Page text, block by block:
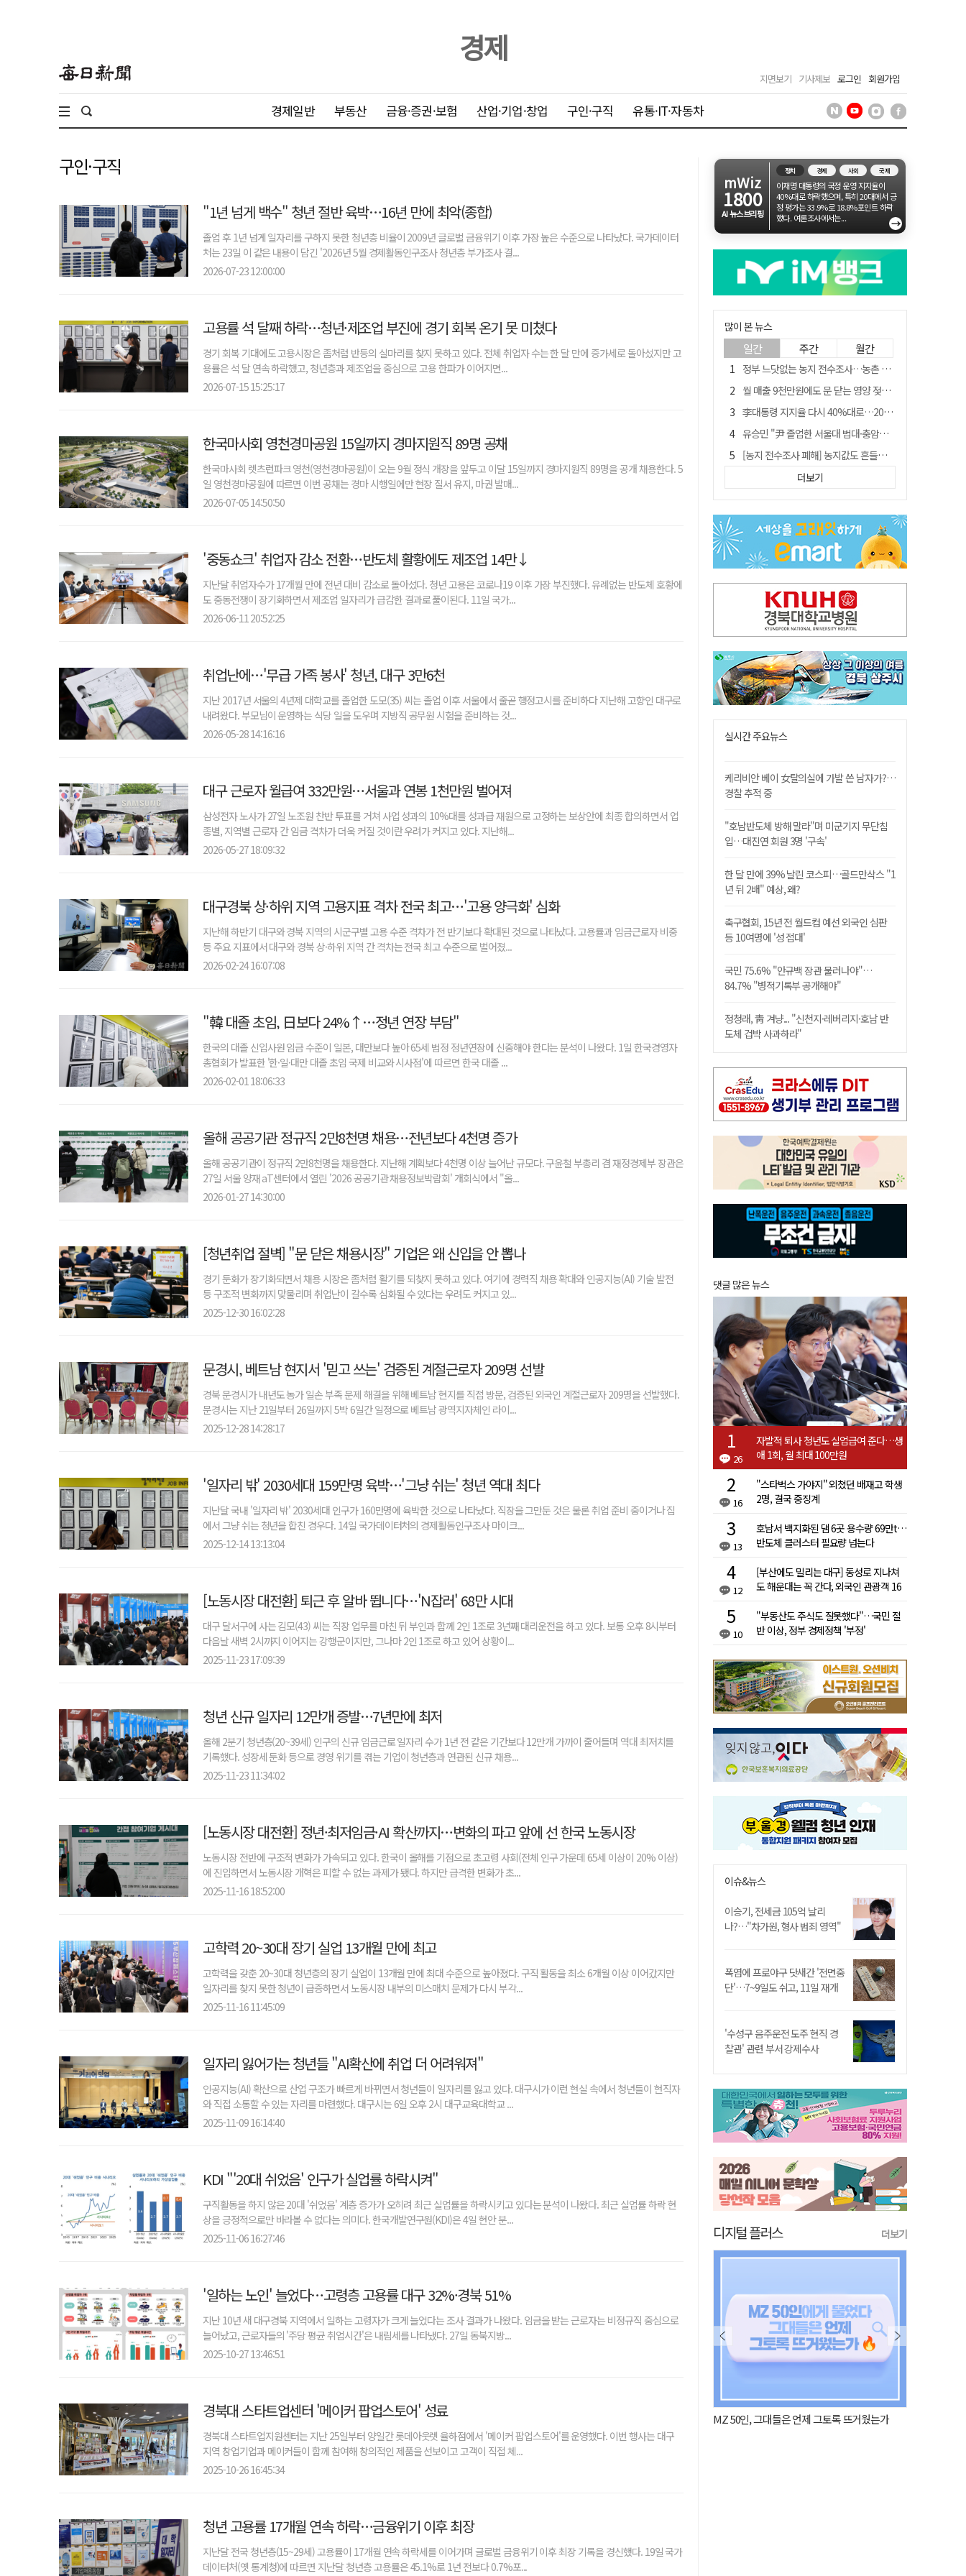
경제
지면보기 기사제보 로그인 회원가입
경제일반 부동산 금융·증권·보험 산업·기업·창업 구인·구직 유통·IT·자동차
구인·구직
"1년 넘게 백수" 청년 절반 육박…16년 만에 최악(종합)
졸업 후 1년 넘게 일자리를 구하지 못한 청년층 비율이 2009년 글로벌 금융위기 이후 가장 높은 수준으로 나타났다. 국가데이터
처는 23일 이 같은 내용이 담긴 '2026년 5월 경제활동인구조사 청년층 부가조사 결...
2026-07-23 12:00:00
고용률 석 달째 하락…청년·제조업 부진에 경기 회복 온기 못 미쳤다
경기 회복 기대에도 고용시장은 좀처럼 반등의 실마리를 찾지 못하고 있다. 전체 취업자 수는 한 달 만에 증가세로 돌아섰지만 고
용률은 석 달 연속 하락했고, 청년층과 제조업을 중심으로 고용 한파가 이어지면...
2026-07-15 15:25:17
한국마사회 영천경마공원 15일까지 경마지원직 89명 공채
한국마사회 렛츠런파크 영천(영천경마공원)이 오는 9월 정식 개장을 앞두고 이달 15일까지 경마지원직 89명을 공개 채용한다. 5
일 영천경마공원에 따르면 이번 공채는 경마 시행일에만 현장 질서 유지, 마권 발매...
2026-07-05 14:50:50
'중동쇼크' 취업자 감소 전환…반도체 활황에도 제조업 14만↓
지난달 취업자수가 17개월 만에 전년 대비 감소로 돌아섰다. 청년 고용은 코로나19 이후 가장 부진했다. 유례없는 반도체 호황에
도 중동전쟁이 장기화하면서 제조업 일자리가 급감한 결과로 풀이된다. 11일 국가...
2026-06-11 20:52:25
취업난에…'무급 가족 봉사' 청년, 대구 3만6천
지난 2017년 서울의 4년제 대학교를 졸업한 도모(35) 씨는 졸업 이후 서울에서 줄곧 행정고시를 준비하다 지난해 고향인 대구로
내려왔다. 부모님이 운영하는 식당 일을 도우며 지방직 공무원 시험을 준비하는 것...
2026-05-28 14:16:16
대구 근로자 월급여 332만원…서울과 연봉 1천만원 벌어져
삼성전자 노사가 27일 노조원 찬반 투표를 거쳐 사업 성과의 10%대를 성과급 재원으로 고정하는 보상안에 최종 합의하면서 업
종별, 지역별 근로자 간 임금 격차가 더욱 커질 것이란 우려가 커지고 있다. 지난해...
2026-05-27 18:09:32
대구경북 상·하위 지역 고용지표 격차 전국 최고…'고용 양극화' 심화
지난해 하반기 대구와 경북 지역의 시군구별 고용 수준 격차가 전 반기보다 확대된 것으로 나타났다. 고용률과 임금근로자 비중
등 주요 지표에서 대구와 경북 상·하위 지역 간 격차는 전국 최고 수준으로 벌어졌...
2026-02-24 16:07:08
"韓 대졸 초임, 日보다 24%↑…정년 연장 부담"
한국의 대졸 신입사원 임금 수준이 일본, 대만보다 높아 65세 법정 정년연장에 신중해야 한다는 분석이 나왔다. 1일 한국경영자
총협회가 발표한 '한·일·대만 대졸 초임 국제 비교와 시사점'에 따르면 한국 대졸 ...
2026-02-01 18:06:33
올해 공공기관 정규직 2만8천명 채용…전년보다 4천명 증가
올해 공공기관이 정규직 2만8천명을 채용한다. 지난해 계획보다 4천명 이상 늘어난 규모다. 구윤철 부총리 겸 재정경제부 장관은
27일 서울 양재 aT센터에서 열린 '2026 공공기관 채용정보박람회' 개회식에서 "올...
2026-01-27 14:30:00
[청년취업 절벽] "문 닫은 채용시장" 기업은 왜 신입을 안 뽑나
경기 둔화가 장기화되면서 채용 시장은 좀처럼 활기를 되찾지 못하고 있다. 여기에 경력직 채용 확대와 인공지능(AI) 기술 발전
등 구조적 변화까지 맞물리며 취업난이 갈수록 심화될 수 있다는 우려도 커지고 있...
2025-12-30 16:02:28
문경시, 베트남 현지서 '믿고 쓰는' 검증된 계절근로자 209명 선발
경북 문경시가 내년도 농가 일손 부족 문제 해결을 위해 베트남 현지를 직접 방문, 검증된 외국인 계절근로자 209명을 선발했다.
문경시는 지난 21일부터 26일까지 5박 6일간 일정으로 베트남 광역지자체인 라이...
2025-12-28 14:28:17
'일자리 밖' 2030세대 159만명 육박…'그냥 쉬는' 청년 역대 최다
지난달 국내 '일자리 밖' 2030세대 인구가 160만명에 육박한 것으로 나타났다. 직장을 그만둔 것은 물론 취업 준비 중이거나 집
에서 그냥 쉬는 청년을 합친 경우다. 14일 국가데이터처의 경제활동인구조사 마이크...
2025-12-14 13:13:04
[노동시장 대전환] 퇴근 후 알바 뜁니다…'N잡러' 68만 시대
대구 달서구에 사는 김모(43) 씨는 직장 업무를 마친 뒤 부인과 함께 2인 1조로 3년째 대리운전을 하고 있다. 보통 오후 8시부터
다음날 새벽 2시까지 이어지는 강행군이지만, 그나마 2인 1조로 하고 있어 상황이...
2025-11-23 17:09:39
청년 신규 일자리 12만개 증발…7년만에 최저
올해 2분기 청년층(20~39세) 인구의 신규 임금근로 일자리 수가 1년 전 같은 기간보다 12만개 가까이 줄어들며 역대 최저치를
기록했다. 성장세 둔화 등으로 경영 위기를 겪는 기업이 청년층과 연관된 신규 채용...
2025-11-23 11:34:02
[노동시장 대전환] 정년·최저임금·AI 확산까지…변화의 파고 앞에 선 한국 노동시장
노동시장 전반에 구조적 변화가 가속되고 있다. 한국이 올해를 기점으로 초고령 사회(전체 인구 가운데 65세 이상이 20% 이상)
에 진입하면서 노동시장 개혁은 피할 수 없는 과제가 됐다. 하지만 급격한 변화가 초...
2025-11-16 18:52:00
고학력 20~30대 장기 실업 13개월 만에 최고
고학력을 갖춘 20~30대 청년층의 장기 실업이 13개월 만에 최대 수준으로 높아졌다. 구직 활동을 최소 6개월 이상 이어갔지만
일자리를 찾지 못한 청년이 급증하면서 노동시장 내부의 미스매치 문제가 다시 부각...
2025-11-16 11:45:09
일자리 잃어가는 청년들 "AI확산에 취업 더 어려워져"
인공지능(AI) 확산으로 산업 구조가 빠르게 바뀌면서 청년들이 일자리를 잃고 있다. 대구시가 이런 현실 속에서 청년들이 현직자
와 직접 소통할 수 있는 자리를 마련했다. 대구시는 6일 오후 2시 대구교육대학교 ...
2025-11-09 16:14:40
KDI "'20대 쉬었음' 인구가 실업률 하락시켜"
구직활동을 하지 않은 20대 '쉬었음' 계층 증가가 오히려 최근 실업률을 하락시키고 있다는 분석이 나왔다. 최근 실업률 하락 현
상을 긍정적으로만 바라볼 수 없다는 의미다. 한국개발연구원(KDI)은 4일 현안 분...
2025-11-06 16:27:46
'일하는 노인' 늘었다…고령층 고용률 대구 32%·경북 51%
지난 10년 새 대구경북 지역에서 일하는 고령자가 크게 늘었다는 조사 결과가 나왔다. 임금을 받는 근로자는 비정규직 중심으로
늘어났고, 근로자들의 '주당 평균 취업시간'은 내림세를 나타냈다. 27일 동북지방...
2025-10-27 13:46:51
경북대 스타트업센터 '메이커 팝업스토어' 성료
경북대 스타트업지원센터는 지난 25일부터 양일간 롯데아웃렛 율하점에서 '메이커 팝업스토어'를 운영했다. 이번 행사는 대구
지역 창업기업과 메이커들이 함께 참여해 창의적인 제품을 선보이고 고객이 직접 체...
2025-10-26 16:45:34
청년 고용률 17개월 연속 하락…금융위기 이후 최장
지난달 전국 청년층(15~29세) 고용률이 17개월 연속 하락세를 이어가며 글로벌 금융위기 이후 최장 기록을 경신했다. 19일 국가
데이터처(옛 통계청)에 따르면 지난달 청년층 고용률은 45.1%로 1년 전보다 0.7%포...
mWiz
1800
AI 뉴스브리핑
정치 경제 사회 국제
이재명 대통령의 국정 운영 지지율이
40%대로 하락했으며, 특히 20대에서 긍
정 평가는 33.9%로 18.8%포인트 하락
했다. 여론조사에서는...
→
많이 본 뉴스
일간 주간 월간
정부 느닷없는 농지 전수조사…농촌 들쑤시는 '경자유전'의 칼날
월 매출 9천만원에도 문 닫는 영양 젖소농장… "일할 사람이 없어"
李대통령 지지율 다시 40%대로…20대는 18.8%p 급락
유승민 "尹 졸업한 서울대 법대·충암고도 없애야"…李 육사 통합 직격
[농지 전수조사 폐해] 농지값도 흔들리나…"도지 막히면 헐값 매물 나올 수도"
[농지 전수조사 폐해] '쌀 받고 논 내 준' 도지농 이제 어쩌나?
국민 51.9% "李 대통령 재판 재개 필요하다"
경북 영천시, 9월부터 11월까지 반값 여행 혜택 제공
아쉬운 태클
더보기
실시간 주요뉴스
케리비안 베이 女탈의실에 가발 쓴 남자가?…
경찰 추적 중
"호남반도체 방해 말라"며 미군기지 무단침
입…대진연 회원 3명 '구속'
한 달 만에 39% 날린 코스피…골드만삭스 "1
년 뒤 2배" 예상, 왜?
축구협회, 15년 전 월드컵 예선 외국인 심판
등 10여명에 '성 접대'
국민 75.6% "안규백 장관 물러나야"…
84.7% "병적기록부 공개해야"
정청래, 靑 겨냥... "신천지·레버리지·호남 반
도체 겁박 사과하라"
댓글 많은 뉴스
26
자발적 퇴사 청년도 실업급여 준다…생
애 1회, 월 최대 100만원
16
"스타벅스 가야지" 외쳤던 배재고 학생
2명, 결국 중징계
13
호남서 백지화된 댐 6곳 용수량 69만t…
반도체 클러스터 필요량 넘는다
12
[부산에도 밀리는 대구] 동성로 지나쳐
도 해운대는 꼭 간다, 외국인 관광객 16
10
"부동산도 주식도 잘못했다"…국민 절
반 이상, 정부 경제정책 '부정'
이슈&뉴스
이승기, 전세금 105억 날리
나?…"차가원, 형사 범죄 영역"
폭염에 프로야구 닷새간 '전면중
단'…7~9일도 쉬고, 11일 재개
'수성구 음주운전 도주 현직 경
찰관' 관련 부서 강제수사
디지털 플러스 더보기
어휘력, 안녕하신가요? 오늘 나는 혼자 죽었다. 아니 어쩌면 어제. X세대들의 열정기록부 사람이 된 AI, 그 속을 파헤치다